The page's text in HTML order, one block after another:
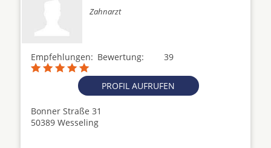
Zahnarzt
Empfehlungen: 39
Bewertung:
PROFIL AUFRUFEN
Bonner Straße 31
50389 Wesseling